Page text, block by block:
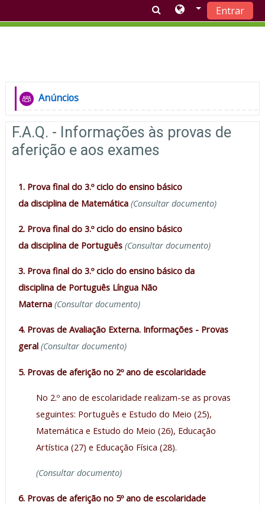
Entrar
Lista de tópicos
GeralAnúncios
Fórum
F.A.Q. - Informações às provas de
aferição e aos exames
1. Prova final do 3.º ciclo do ensino básico
da disciplina de Matemática(Consultar documento)
2. Prova final do 3.º ciclo do ensino básico
da disciplina de Português (Consultar documento)
3. Prova final do 3.º ciclo do ensino básico da
disciplina de Português Língua Não
Materna (Consultar documento)
4. Provas de Avaliação Externa. Informações - Provas
geral (Consultar documento)
5. Provas de aferição no 2º ano de escolaridade
No 2.º ano de escolaridade realizam-se as provas
seguintes: Português e Estudo do Meio (25),
Matemática e Estudo do Meio (26), Educação
Artística (27) e Educação Física (28).
(Consultar documento)
6. Provas de aferição no 5º ano de escolaridade